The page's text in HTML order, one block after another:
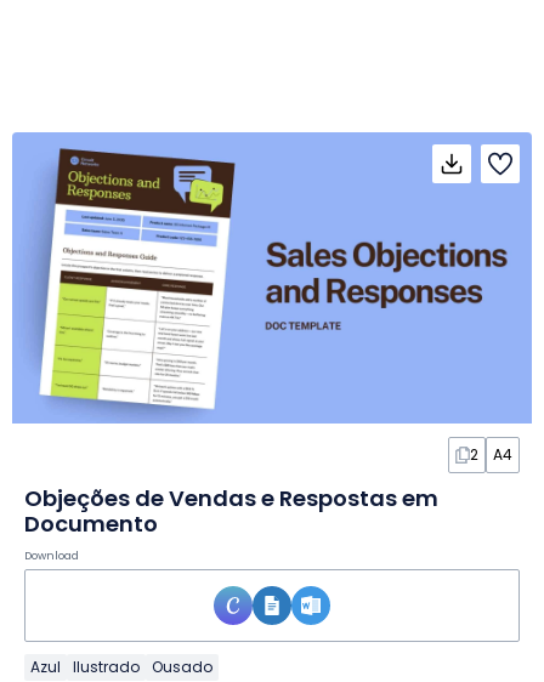
2 A4
Objeções de Vendas e Respostas em
Documento
Download
Azul Ilustrado Ousado